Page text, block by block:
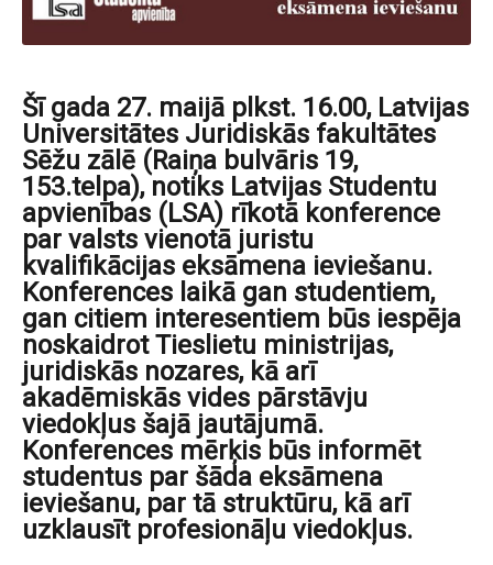
Šī gada 27. maijā plkst. 16.00, Latvijas
Universitātes Juridiskās fakultātes
Sēžu zālē (Raiņa bulvāris 19,
153.telpa), notiks Latvijas Studentu
apvienības (LSA) rīkotā konference
par valsts vienotā juristu
kvalifikācijas eksāmena ieviešanu.
Konferences laikā gan studentiem,
gan citiem interesentiem būs iespēja
noskaidrot Tieslietu ministrijas,
juridiskās nozares, kā arī
akadēmiskās vides pārstāvju
viedokļus šajā jautājumā.
Konferences mērķis būs informēt
studentus par šāda eksāmena
ieviešanu, par tā struktūru, kā arī
uzklausīt profesionāļu viedokļus.